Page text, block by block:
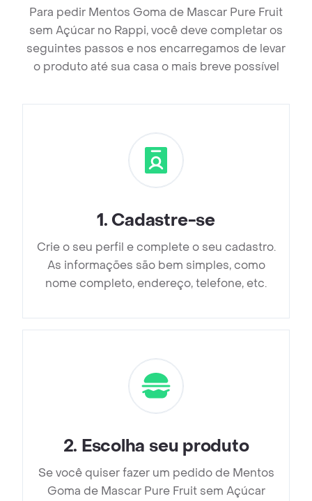
Para pedir Mentos Goma de Mascar Pure Fruit
sem Açúcar no Rappi, você deve completar os
seguintes passos e nos encarregamos de levar
o produto até sua casa o mais breve possível
1. Cadastre-se
Crie o seu perfil e complete o seu cadastro.
As informações são bem simples, como
nome completo, endereço, telefone, etc.
2. Escolha seu produto
Se você quiser fazer um pedido de Mentos
Goma de Mascar Pure Fruit sem Açúcar